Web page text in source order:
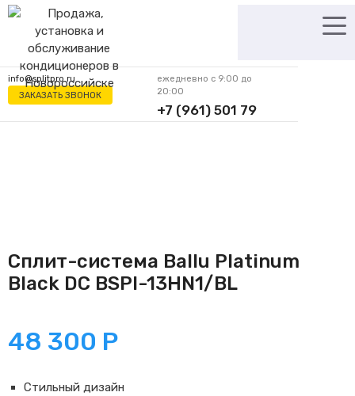
Перейти
содержимому
info@splitpro.ru
ЗАКАЗАТЬ ЗВОНОК
ежедневно с 9:00 до
20:00
+7 (961) 501 79
62
Сплит-система Ballu Platinum
Black DC BSPI-13HN1/BL
48 300 Р
Стильный дизайн